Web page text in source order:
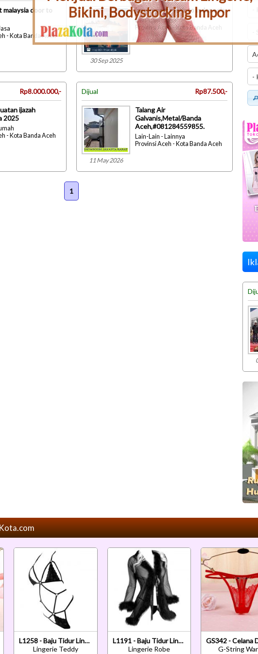
Bikini, Bodystocking Impor
malaysia door to
- Kota Banda Aceh
30 Sep 2025
jasa import mesir to indonesia
Lain-Lain - Jasa
Provinsi Aceh - Kota Banda Aceh
Rp8.000.000,-
ijazah
2025
- Kota Banda Aceh
Dijual Rp87.500,-
11 May 2026
Talang Air
Galvanis,Metal/Banda
Aceh,#081284559855.
Lain-Lain - Lainnya
Provinsi Aceh - Kota Banda Aceh
1
L1258 - Baju Tidur Lingerie Teddy Bodysuit Dress Halter Hitam Transparan
Lingerie Teddy
L1191 - Baju Tidur Lingerie Robe Kimono Dress Hitam Transparan Lengan Panjang Tepi Bulu
Lingerie Robe
G-String